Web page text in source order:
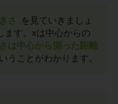
さ
を見ていきましょ
ます。xは中心からの
は中心から測った距離
うことがわかります。